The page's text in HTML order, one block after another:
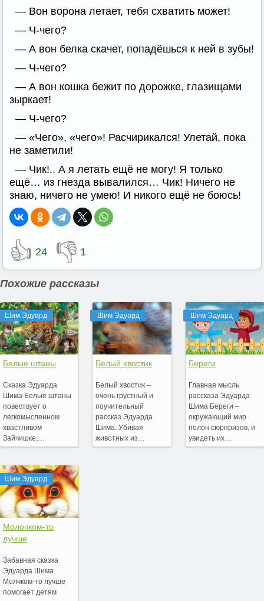
— Вон ворона летает, тебя схватить может!
— Ч-чего?
— А вон белка скачет, попадёшься к ней в зубы!
— Ч-чего?
— А вон кошка бежит по дорожке, глазищами
зыркает!
— Ч-чего?
— «Чего», «чего»! Расчирикался! Улетай, пока
не заметили!
— Чик!.. А я летать ещё не могу! Я только
ещё… из гнезда вывалился… Чик! Ничего не
знаю, ничего не умею! И никого ещё не боюсь!
👍 24 👎 1
Похожие рассказы
Шим Эдуард
Белые штаны
Сказка Эдуарда
Шима Белые штаны
повествует о
легкомысленном
хвастливом
Зайчишке,…
Шим Эдуард
Молочком-то
лучше
Забавная сказка
Эдуарда Шима
Молчком-то лучше
помогает детям
Шим Эдуард
Белый хвостик
Белый хвостик –
очень грустный и
поучительный
рассказ Эдуарда
Шима. Убивая
животных из…
Шим Эдуард
Береги
Главная мысль
рассказа Эдуарда
Шима Береги –
окружающий мир
полон сюрпризов, и
увидеть их…